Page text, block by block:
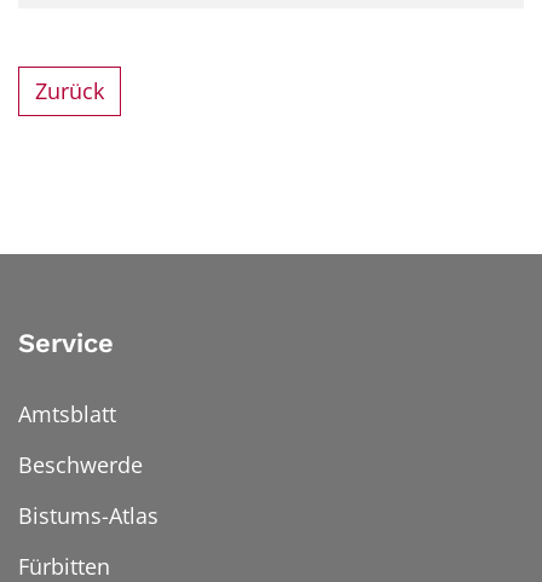
Zurück
Service
Amtsblatt
Beschwerde
Bistums-Atlas
Fürbitten